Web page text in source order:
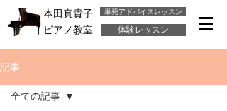
単発アドバイスレッスン
本田真貴子
ピアノ教室
体験レッスン
記事
全ての記事